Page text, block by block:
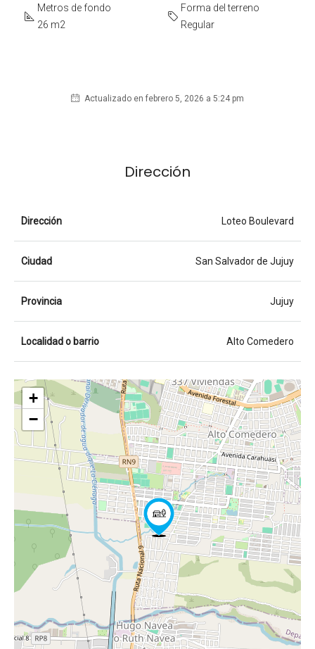
Metros de fondo
26 m2
Forma del terreno
Regular
Actualizado en febrero 5, 2026 a 5:24 pm
Dirección
Dirección Loteo Boulevard
Ciudad San Salvador de Jujuy
Provincia Jujuy
Localidad o barrio Alto Comedero
+
−